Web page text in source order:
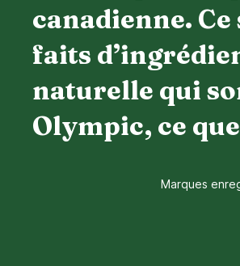
canadienne.
faits
naturelle qui
Olympic, ce
Marques